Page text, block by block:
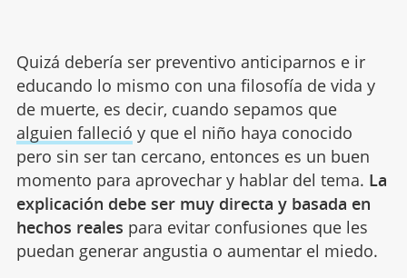
Quizá debería ser preventivo anticiparnos e ir
educando lo mismo con una filosofía de vida y
de muerte, es decir, cuando sepamos que
alguien falleció y que el niño haya conocido
pero sin ser tan cercano, entonces es un buen
momento para aprovechar y hablar del tema. La
explicación debe ser muy directa y basada en
hechos reales para evitar confusiones que les
puedan generar angustia o aumentar el miedo.